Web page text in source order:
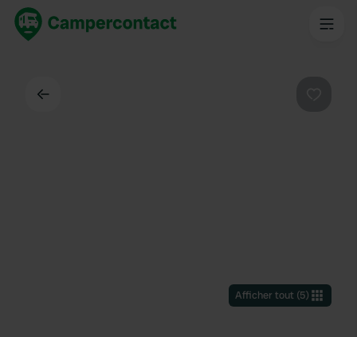
Afficher tout(5)